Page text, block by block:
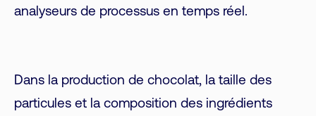
analyseurs de processus en temps réel.
Dans la production de chocolat, la taille des
particules et la composition des ingrédients